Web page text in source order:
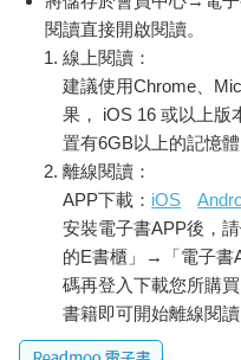
閱讀直接開啟閱讀。
線上閱讀：
建議使用Chrome、
果， iOS 16 或以上版
置有6GB以上的記憶
離線閱讀：
APP下載： iOS
安裝電子書APP後，
的E書櫃」→「電子書
碼再登入下載您所購
書籍即可開始離線閱讀